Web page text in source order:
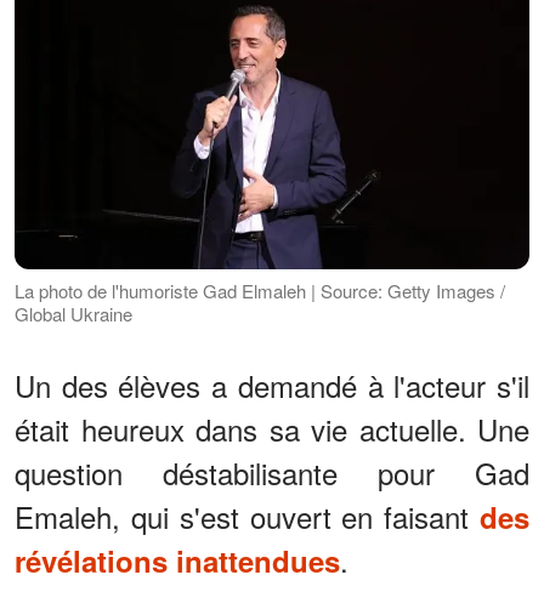
La photo de l'humoriste Gad Elmaleh | Source: Getty Images /
Global Ukraine
Un des élèves a demandé à l'acteur s'il
était heureux dans sa vie actuelle. Une
question déstabilisante pour Gad
Emaleh, qui s'est ouvert en faisant des
révélations inattendues.